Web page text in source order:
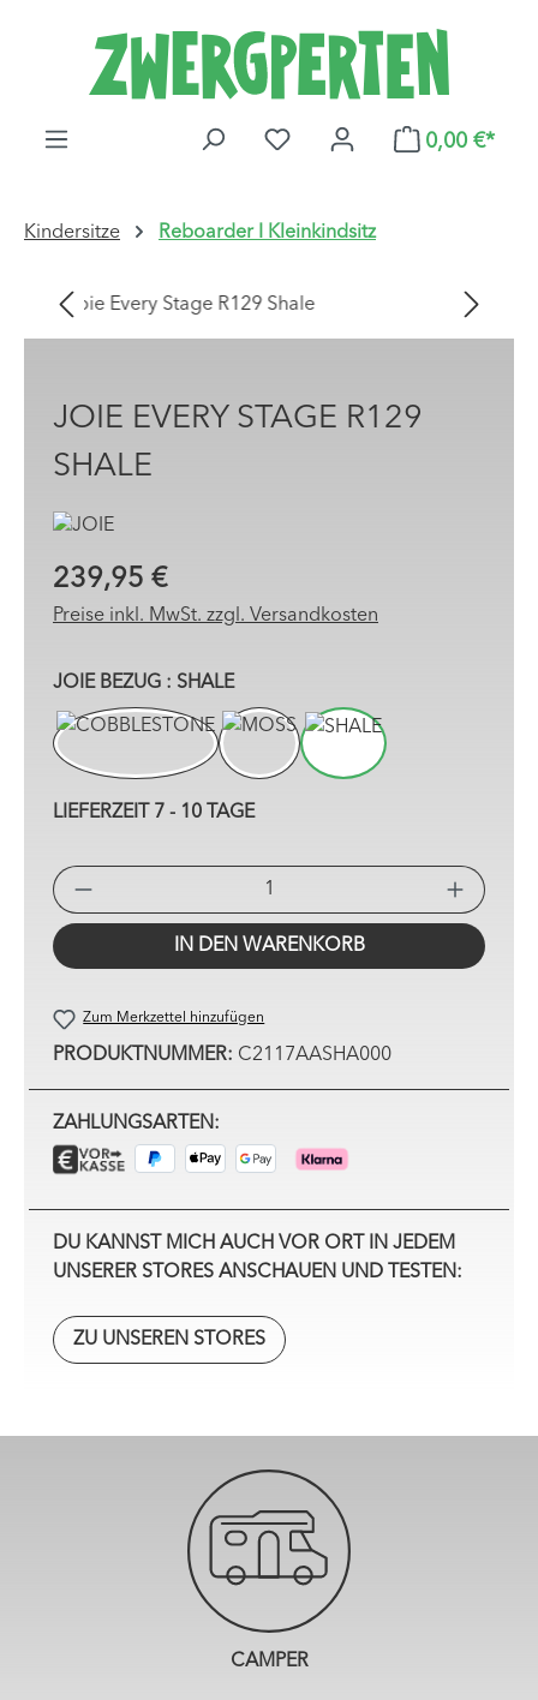
Zum Hauptinhalt springen
DU HAST 0 PRODUKTE AUF
0,00 €*
Kindersitze Reboarder I Kleinkindsitz
Bildergalerie überspringen
JOIE EVERY STAGE R129
SHALE
239,95 €
Preise inkl. MwSt. zzgl. Versandkosten
JOIE BEZUGAUSWÄHLEN
: SHALE
COBBLESTONEMOSS SHALE
LIEFERZEIT 7 - 10 TAGE
IN DEN WARENKORB
Zum Merkzettel hinzufügen
PRODUKTNUMMER: C2117AASHA000
ZAHLUNGSARTEN:
DU KANNST MICH AUCH VOR ORT IN JEDEM
UNSERER STORES ANSCHAUEN UND TESTEN:
ZU UNSEREN STORES
CAMPER